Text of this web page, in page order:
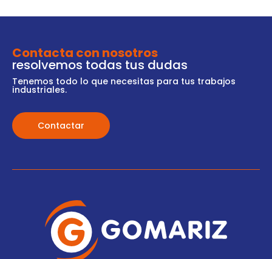
Contacta con nosotros
resolvemos todas tus dudas
Tenemos todo lo que necesitas para tus trabajos
industriales.
Contactar